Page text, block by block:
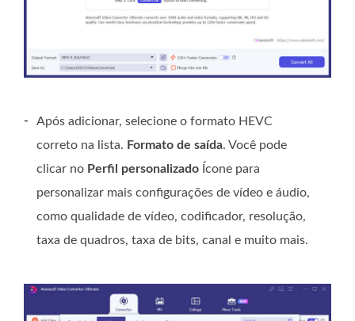
-
Após adicionar, selecione o formato HEVC
correto na lista. Formato de saída. Você pode
clicar no Perfil personalizado Ícone para
personalizar mais configurações de vídeo e áudio,
como qualidade de vídeo, codificador, resolução,
taxa de quadros, taxa de bits, canal e muito mais.